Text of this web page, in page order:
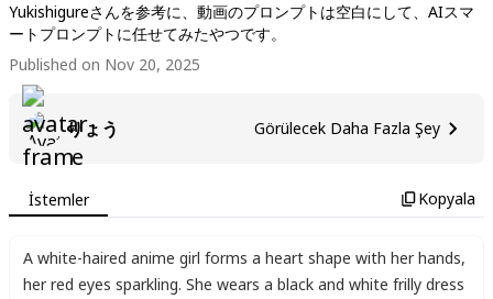
Yukishigureさんを参考に、動画のプロンプトは空白にして、AIスマ
ートプロンプトに任せてみたやつです。
Published on Nov 20, 2025
りょう Görülecek Daha Fazla Şey
İstemler Kopyala
A white-haired anime girl forms a heart shape with her hands,
her red eyes sparkling. She wears a black and white frilly dress